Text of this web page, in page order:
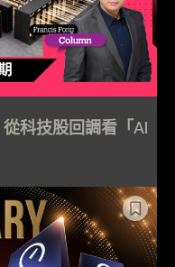
科技股回調看「AI